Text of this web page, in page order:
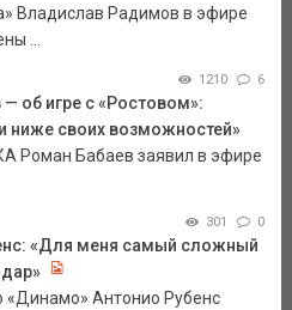
Владислав Радимов в эфире
...
1210 6
об игре с «Ростовом»:
ниже своих возможностей»
Роман Бабаев заявил в эфире
301 0
«Для меня самый сложный
«Динамо» Антонио Рубенс